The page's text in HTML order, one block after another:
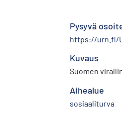
Pysyvä
https://urn.fi/
Kuvaus
Suomen
Aihealue
sosiaaliturva